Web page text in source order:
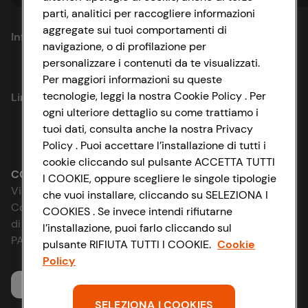
casa, a volte raggruppati in
batuffoli negli angoli delle stanze
e spesso attaccati a tappeti e
tessuti d’arredo? Be’, il primo
passo è prendere l’abitudine di
spazzolare regolarmente il nostro
amico a quattro zampe. Lui ne
guadagnerà in salute (un pelo
ben spazzolato, infatti, è più sano
e pulito), e voi riuscirete a
prevenire gran parte del
problema, raccogliendo ed
eliminando in anticipo tanti dei
peli che sarebbero finiti in giro
per casa. Potrete facilmente
sgominare quelli che
inevitabilmente si depositeranno
su pavimenti e mobili con un
panno elettrostatico o con
l’aspirapolvere. Cattivo odore:
riguarda la toilette? Il discorso
cambia se avete in casa un
Informazioni
Privacy Policy
Cookie Policy
Impostazioni Cookie
Accessibilità
D&I e Parità di Genere
Strategia Fiscale
Link utili
Lavora con noi
Le cooperative
News & Approfondimenti
Richiami prodotto
Whistleblowing
CONAD SOCIETÀ COOPERATIVA
Via Michelino, 59 | 40127 BOLOGNA
Codice Fiscale e Registro Imprese
di Bologna 00865960157
PARTITA IVA 03320960374
Servizio clienti
parti, analitici per raccogliere informazioni
aggregate sui tuoi comportamenti di
navigazione, o di profilazione per
personalizzare i contenuti da te visualizzati.
Per maggiori informazioni su queste
tecnologie, leggi la nostra Cookie Policy . Per
ogni ulteriore dettaglio su come trattiamo i
tuoi dati, consulta anche la nostra Privacy
Policy . Puoi accettare l’installazione di tutti i
cookie cliccando sul pulsante ACCETTA TUTTI
I COOKIE, oppure scegliere le singole tipologie
che vuoi installare, cliccando su SELEZIONA I
COOKIES . Se invece intendi rifiutarne
l’installazione, puoi farlo cliccando sul
pulsante RIFIUTA TUTTI I COOKIE. Cookie
Policy
SELEZIONA I COOKIES